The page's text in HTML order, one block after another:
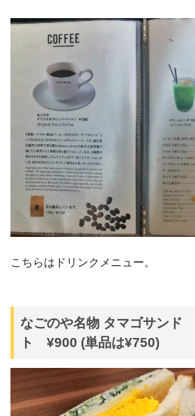
こちらはドリンクメニュー。
なごのや名物 タマゴサンド
ト ¥900 (単品は¥750)